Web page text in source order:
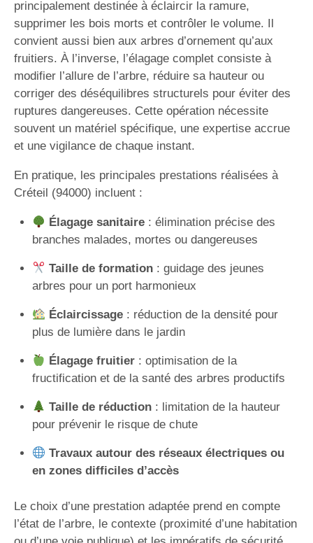
principalement destinée à éclaircir la ramure,
supprimer les bois morts et contrôler le volume. Il
convient aussi bien aux arbres d’ornement qu’aux
fruitiers. À l’inverse, l’élagage complet consiste à
modifier l’allure de l’arbre, réduire sa hauteur ou
corriger des déséquilibres structurels pour éviter des
ruptures dangereuses. Cette opération nécessite
souvent un matériel spécifique, une expertise accrue
et une vigilance de chaque instant.
En pratique, les principales prestations réalisées à
Créteil (94000) incluent :
Élagage sanitaire: élimination précise des
branches malades, mortes ou dangereuses
Taille de formation: guidage des jeunes
arbres pour un port harmonieux
Éclaircissage: réduction de la densité pour
plus de lumière dans le jardin
Élagage fruitier: optimisation de la
fructification et de la santé des arbres productifs
Taille de réduction: limitation de la hauteur
pour prévenir le risque de chute
Travaux autour des réseaux électriques ou
en zones difficiles d’accès
Le choix d’une prestation adaptée prend en compte
l’état de l’arbre, le contexte (proximité d’une habitation